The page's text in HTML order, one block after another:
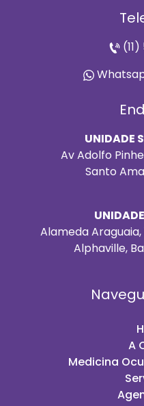
(11)
UNIDADE
Av Adolfo
Santo
Alameda Araguaia,
Alphaville,
A
Medicina